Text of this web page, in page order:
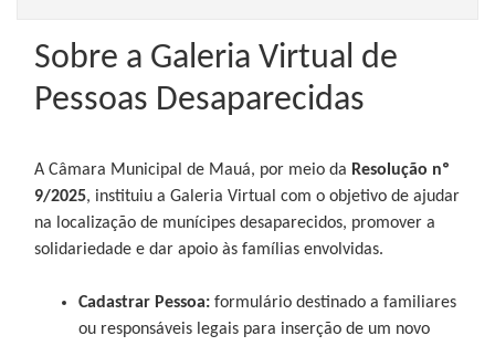
Sobre a Galeria Virtual de
Pessoas Desaparecidas
A Câmara Municipal de Mauá, por meio da Resolução nº
9/2025, instituiu a Galeria Virtual com o objetivo de ajudar
na localização de munícipes desaparecidos, promover a
solidariedade e dar apoio às famílias envolvidas.
Cadastrar Pessoa: formulário destinado a familiares
ou responsáveis legais para inserção de um novo